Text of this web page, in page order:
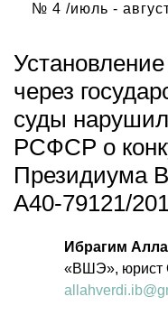
№ 4 /июль -
через
суды
РСФСР о
Президиума
А40-79121/
Ибрагим
«ВШЭ», юрист